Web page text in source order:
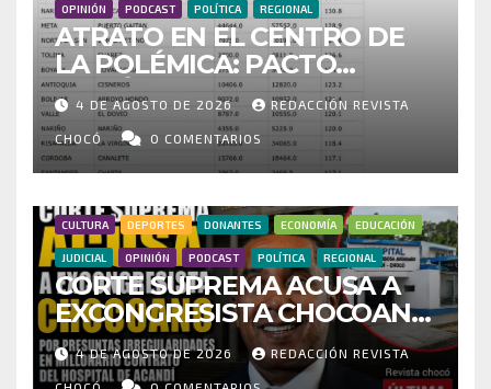
OPINIÓN PODCAST POLÍTICA REGIONAL
ATRATO EN EL CENTRO DE
LA POLÉMICA: PACTO
HISTÓRICO CUESTIONA
CENSO ELECTORAL Y PIDE
INVESTIGAR PRESUNTO
FRAUDE
4 DE AGOSTO DE 2026 REDACCIÓN REVISTA
CHOCÓ 0 COMENTARIOS
CULTURA DEPORTES DONANTES ECONOMÍA EDUCACIÓN
JUDICIAL OPINIÓN PODCAST POLÍTICA REGIONAL
CORTE SUPREMA ACUSA A
EXCONGRESISTA CHOCOANO
POR PRESUNTAS
IRREGULARIDADES EN
4 DE AGOSTO DE 2026 REDACCIÓN REVISTA